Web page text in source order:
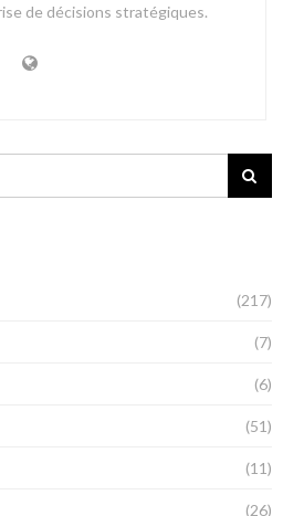
de décisions stratégiques.
(217)
(7)
(6)
(51)
(11)
(26)